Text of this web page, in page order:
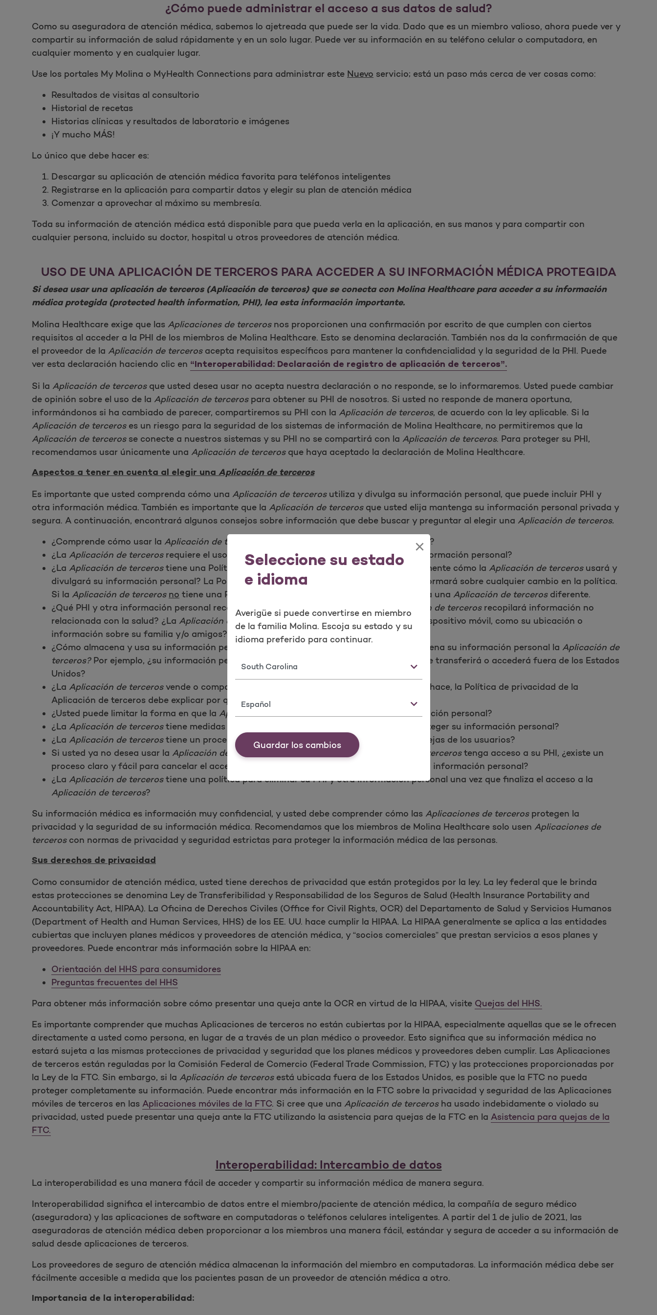
Seleccione su estado
e idioma
×
Averigüe si puede convertirse en miembro
de la familia Molina. Escoja su estado y su
idioma preferido para continuar.
Estado
Idioma
Guardar los cambios
¿Cómo puede administrar el acceso a sus datos de salud?
Como su aseguradora de atención médica, sabemos lo ajetreada que puede ser la vida. Dado que es un miembro valioso, ahora puede ver y
compartir su información de salud rápidamente y en un solo lugar. Puede ver su información en su teléfono celular o computadora, en
cualquier momento y en cualquier lugar.
Use los portales My Molina o MyHealth Connections para administrar este Nuevo servicio; está un paso más cerca de ver cosas como:
Resultados de visitas al consultorio
Historial de recetas
Historias clínicas y resultados de laboratorio e imágenes
¡Y mucho MÁS!
Lo único que debe hacer es:
Descargar su aplicación de atención médica favorita para teléfonos inteligentes
Registrarse en la aplicación para compartir datos y elegir su plan de atención médica
Comenzar a aprovechar al máximo su membresía.
Toda su información de atención médica está disponible para que pueda verla en la aplicación, en sus manos y para compartir con
cualquier persona, incluido su doctor, hospital u otros proveedores de atención médica.
USO DE UNA APLICACIÓN DE TERCEROS PARA ACCEDER A SU INFORMACIÓN MÉDICA PROTEGIDA
Si desea usar una aplicación de terceros (Aplicación de terceros) que se conecta con Molina Healthcare para acceder a su información
médica protegida (protected health information, PHI), lea esta información importante.
Molina Healthcare exige que las Aplicaciones de tercerosnos proporcionen una confirmación por escrito de que cumplen con ciertos
requisitos al acceder a la PHI de los miembros de Molina Healthcare. Esto se denomina declaración. También nos da la confirmación de que
el proveedor de la Aplicación de tercerosacepta requisitos específicos para mantener la confidencialidad y la seguridad de la PHI. Puede
ver esta declaración haciendo clic en “Interoperabilidad: Declaración de registro de aplicación de terceros”.
Si la Aplicación de tercerosque usted desea usar no acepta nuestra declaración o no responde, se lo informaremos. Usted puede cambiar
de opinión sobre el uso de la Aplicación de tercerospara obtener su PHI de nosotros. Si usted no responde de manera oportuna,
informándonos si ha cambiado de parecer, compartiremos su PHI con la Aplicación de terceros, de acuerdo con la ley aplicable. Si la
Aplicación de terceroses un riesgo para la seguridad de los sistemas de información de Molina Healthcare, no permitiremos que la
Aplicación de terceros se conecte a nuestros sistemas y su PHI no se compartirá con la Aplicación de terceros. Para proteger su PHI,
recomendamos usar únicamente una Aplicación de tercerosque haya aceptado la declaración de Molina Healthcare.
Aspectos a tener en cuenta al elegir unaAplicación de terceros
Es importante que usted comprenda cómo una Aplicación de tercerosutiliza y divulga su información personal, que puede incluir PHI y
otra información médica. También es importante que la Aplicación de tercerosque usted elija mantenga su información personal privada y
segura. A continuación, encontrará algunos consejos sobre información que debe buscar y preguntar al elegir una Aplicación de terceros.
¿Comprende cómo usar la Aplicación de terceros
para acceder a su información personal?
¿La Aplicación de tercerosrequiere el uso de contraseñas para que usted acceda a su información personal?
¿La Aplicación de tercerostiene una Política de privacidad fácil de leer que explica claramente cómo la Aplicación de tercerosusará y
divulgará su información personal? La Política de privacidad debe explicar cómo se le informará sobre cualquier cambio en la política.
Si la Aplicación de terceros no tiene una Política de privacidad, le recomendamos que elija una Aplicación de tercerosdiferente.
¿Qué PHI y otra información personal recopilará la
Aplicación de terceros ? ¿La Aplicación de tercerosrecopilará información no
relacionada con la salud? ¿La Aplicación de terceros
recopilará otra información de su dispositivo móvil, como su ubicación o
información sobre su familia y/o amigos?
¿Cómo almacena y usa su información personal la Aplicación de terceros ? ¿Dónde almacena su información personal la Aplicación de
terceros?Por ejemplo, ¿su información personal se almacenará en los Estados Unidos o se transferirá o accederá fuera de los Estados
Unidos?
¿La Aplicación de tercerosvende o comparte su información personal con terceros? Si lo hace, la Política de privacidad de la
Aplicación de terceros debe explicar por qué y a quién.
¿Usted puede limitar la forma en que la Aplicación de terceros
utiliza y divulga su información personal?
¿La Aplicación de tercerostiene medidas de seguridad razonables y apropiadas para proteger su información personal?
¿La Aplicación de tercerostiene un proceso claro y fácil de entender para manejar las quejas de los usuarios?
Si usted ya no desea usar la Aplicación de terceros o si ya no desea que la Aplicación de tercerostenga acceso a su PHI, ¿existe un
proceso claro y fácil para cancelar el acceso de la
a su PHI y a otra información personal?
¿La Aplicación de tercerostiene una política para eliminar su PHI y otra información personal una vez que finaliza el acceso a la
Aplicación de terceros?
Su información médica es información muy confidencial, y usted debe comprender cómo las Aplicaciones de tercerosprotegen la
privacidad y la seguridad de su información médica. Recomendamos que los miembros de Molina Healthcare solo usen Aplicaciones de
terceroscon normas de privacidad y seguridad estrictas para proteger la información médica de las personas.
Sus derechos de privacidad
Como consumidor de atención médica, usted tiene derechos de privacidad que están protegidos por la ley. La ley federal que le brinda
estas protecciones se denomina Ley de Transferibilidad y Responsabilidad de los Seguros de Salud (Health Insurance Portability and
Accountability Act, HIPAA). La Oficina de Derechos Civiles (Office for Civil Rights, OCR) del Departamento de Salud y Servicios Humanos
(Department of Health and Human Services, HHS) de los EE. UU. hace cumplir la HIPAA. La HIPAA generalmente se aplica a las entidades
cubiertas que incluyen planes médicos y proveedores de atención médica, y “socios comerciales” que prestan servicios a esos planes y
proveedores. Puede encontrar más información sobre la HIPAA en:
Orientación del HHS para consumidores
Preguntas frecuentes del HHS
Para obtener más información sobre cómo presentar una queja ante la OCR en virtud de la HIPAA, visite Quejas del HHS.
Es importante comprender que muchas Aplicaciones de terceros no están cubiertas por la HIPAA, especialmente aquellas que se le ofrecen
directamente a usted como persona, en lugar de a través de un plan médico o proveedor. Esto significa que su información médica no
estará sujeta a las mismas protecciones de privacidad y seguridad que los planes médicos y proveedores deben cumplir. Las Aplicaciones
de terceros están reguladas por la Comisión Federal de Comercio (Federal Trade Commission, FTC) y las protecciones proporcionadas por
la Ley de la FTC. Sin embargo, si la Aplicación de tercerosestá ubicada fuera de los Estados Unidos, es posible que la FTC no pueda
proteger completamente su información. Puede encontrar más información en la FTC sobre la privacidad y seguridad de las Aplicaciones
móviles de terceros en las Aplicaciones móviles de la FTC. Si cree que una Aplicación de tercerosha usado indebidamente o violado su
privacidad, usted puede presentar una queja ante la FTC utilizando la asistencia para quejas de la FTC en la Asistencia para quejas de la
FTC.
Interoperabilidad: Intercambio de datos
La interoperabilidad es una manera fácil de acceder y compartir su información médica de manera segura.
Interoperabilidad significa el intercambio de datos entre el miembro/paciente de atención médica, la compañía de seguro médico
(aseguradora) y las aplicaciones de software en computadoras o teléfonos celulares inteligentes. A partir del 1 de julio de 2021, las
aseguradoras de atención médica deben proporcionar a los miembros una manera fácil, estándar y segura de acceder a su información de
salud desde aplicaciones de terceros.
Los proveedores de seguro de atención médica almacenan la información del miembro en computadoras. La información médica debe ser
fácilmente accesible a medida que los pacientes pasan de un proveedor de atención médica a otro.
Importancia de la interoperabilidad: